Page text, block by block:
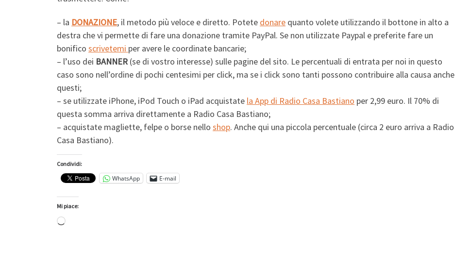
– la DONAZIONE, il metodo più veloce e diretto. Potete donare quanto volete utilizzando il bottone in alto a
destra che vi permette di fare una donazione tramite PayPal. Se non utilizzate Paypal e preferite fare un
bonifico scrivetemi per avere le coordinate bancarie;
– l’uso dei BANNER (se di vostro interesse) sulle pagine del sito. Le percentuali di entrata per noi in questo
caso sono nell’ordine di pochi centesimi per click, ma se i click sono tanti possono contribuire alla causa anche
questi;
– se utilizzate iPhone, iPod Touch o iPad acquistate la App di Radio Casa Bastiano per 2,99 euro. Il 70% di
questa somma arriva direttamente a Radio Casa Bastiano;
– acquistate magliette, felpe o borse nello shop. Anche qui una piccola percentuale (circa 2 euro arriva a Radio
Casa Bastiano).
Condividi:
WhatsApp E-mail
Mi piace:
Caricamento in corso…